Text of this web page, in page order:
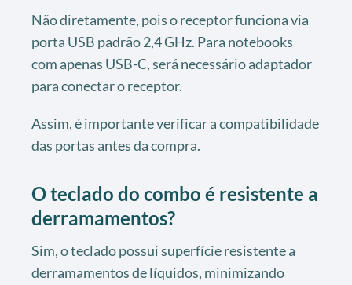
Não diretamente, pois o receptor funciona via
porta USB padrão 2,4 GHz. Para notebooks
com apenas USB-C, será necessário adaptador
para conectar o receptor.
Assim, é importante verificar a compatibilidade
das portas antes da compra.
O teclado do combo é resistente a
derramamentos?
Sim, o teclado possui superfície resistente a
derramamentos de líquidos, minimizando